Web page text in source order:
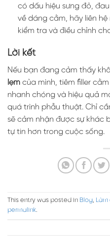
có dấu hiệu sưng đỏ,
về dáng cằm, hãy liên
kiểm tra và điều chỉnh
Lời kết
Nếu bạn đang cảm thấy
lẹm của mình, tiêm filler
nhanh chóng và hiệu quả
quá trình phẫu thuật. Chỉ
sẽ cảm nhận được sự khác
tự tin hơn trong cuộc sống.
This entry was posted in Blog, Làm
permalink.